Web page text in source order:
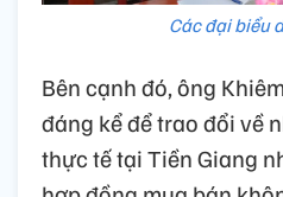
Các đại biểu
Bên cạnh đó, ông
đáng kể để trao đổi về
thực tế tại Tiền Giang